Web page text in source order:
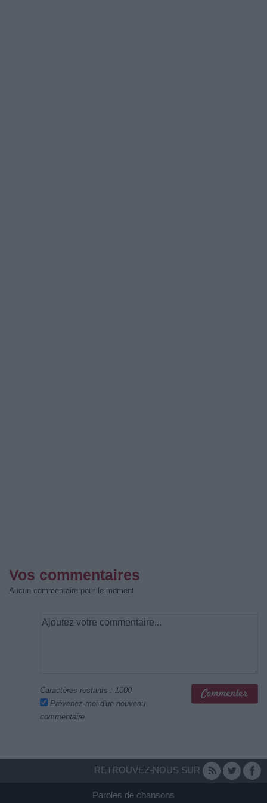
Vos commentaires
Aucun commentaire pour le moment
Caractères restants : 1000
Prévenez-moi d'un nouveau
commentaire
RETROUVEZ-NOUS SUR
Paroles de chansons